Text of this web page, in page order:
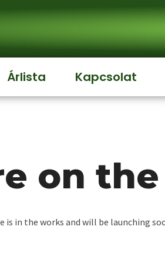
Árlista Kapcsolat
on
is in the works and will be launching